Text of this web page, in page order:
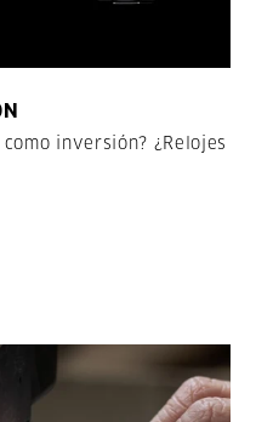
inversión? ¿Relojes